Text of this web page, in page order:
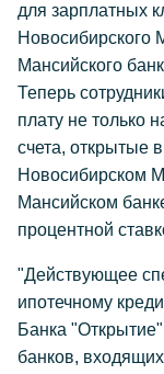
для зарплатных
Новосибирского
Мансийского
Теперь
плату не только
счета, открытые
Новосибирском
Мансийском
процентной
"Действующее
ипотечному
Банка
банков,